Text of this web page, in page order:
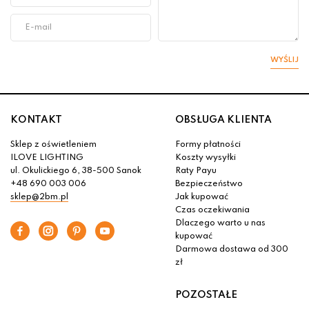
WYŚLIJ
KONTAKT
Sklep z oświetleniem
ILOVE LIGHTING
ul. Okulickiego 6, 38-500 Sanok
+48 690 003 006
sklep@2bm.pl
OBSŁUGA KLIENTA
Formy płatności
Koszty wysyłki
Raty Payu
Bezpieczeństwo
Jak kupować
Czas oczekiwania
Dlaczego warto u nas
kupować
Darmowa dostawa od 300
zł
POZOSTAŁE